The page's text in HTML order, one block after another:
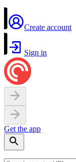
Create account
Sign in
Get the app